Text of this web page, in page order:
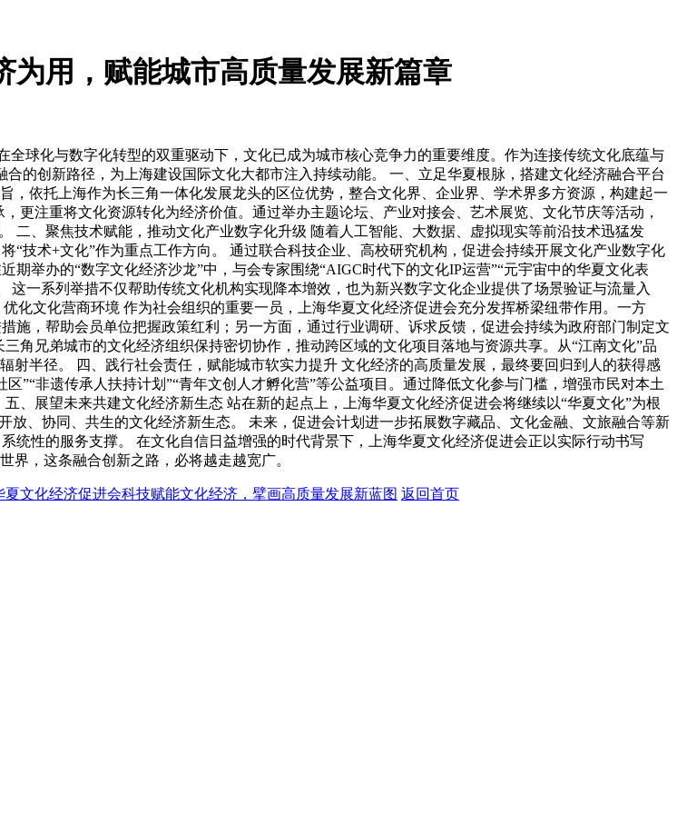
用，赋能城市高质量发展新篇章
球化与数字化转型的双重驱动下，文化已成为城市核心竞争力的重要维度。作为连接传统文化底蕴与
的创新路径，为上海建设国际文化大都市注入持续动能。 一、立足华夏根脉，搭建文化经济融合平台
，依托上海作为长三角一体化发展龙头的区位优势，整合文化界、企业界、学术界多方资源，构建起一
更注重将文化资源转化为经济价值。通过举办主题论坛、产业对接会、艺术展览、文化节庆等活动，
二、聚焦技术赋能，推动文化产业数字化升级 随着人工智能、大数据、虚拟现实等前沿技术迅猛发
技术+文化”作为重点工作方向。 通过联合科技企业、高校研究机构，促进会持续开展文化产业数字化
举办的“数字文化经济沙龙”中，与会专家围绕“AIGC时代下的文化IP运营”“元宇宙中的华夏文化表
一系列举措不仅帮助传统文化机构实现降本增效，也为新兴数字文化企业提供了场景验证与流量入
化文化营商环境 作为社会组织的重要一员，上海华夏文化经济促进会充分发挥桥梁纽带作用。一方
，帮助会员单位把握政策红利；另一方面，通过行业调研、诉求反馈，促进会持续为政府部门制定文
角兄弟城市的文化经济组织保持密切协作，推动跨区域的文化项目落地与资源共享。从“江南文化”品
射半径。 四、践行社会责任，赋能城市软实力提升 文化经济的高质量发展，最终要回归到人的获得感
”“非遗传承人扶持计划”“青年文创人才孵化营”等公益项目。通过降低文化参与门槛，增强市民对本土
、展望未来共建文化经济新生态 站在新的起点上，上海华夏文化经济促进会将继续以“华夏文化”为根
放、协同、共生的文化经济新生态。 未来，促进会计划进一步拓展数字藏品、文化金融、文旅融合等新
统性的服务支撑。 在文化自信日益增强的时代背景下，上海华夏文化经济促进会正以实际行动书写
界，这条融合创新之路，必将越走越宽广。
夏文化经济促进会科技赋能文化经济，擘画高质量发展新蓝图 返回首页